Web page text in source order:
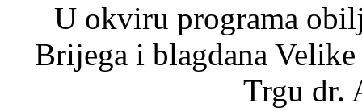
U okviru programa
Brijega i blagdana
Trgu dr.